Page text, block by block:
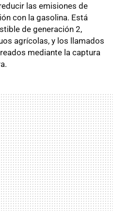
las emisiones de
con la gasolina. Está
de generación 2,
agrícolas, y los llamados
mediante la captura